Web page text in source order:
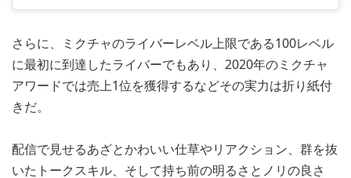
さらに、ミクチャのライバーレベル上限である100レベル
に最初に到達したライバーでもあり、2020年のミクチャ
アワードでは売上1位を獲得するなどその実力は折り紙付
きだ。
配信で見せるあざとかわいい仕草やリアクション、群を抜
いたトークスキル、そして持ち前の明るさとノリの良さ